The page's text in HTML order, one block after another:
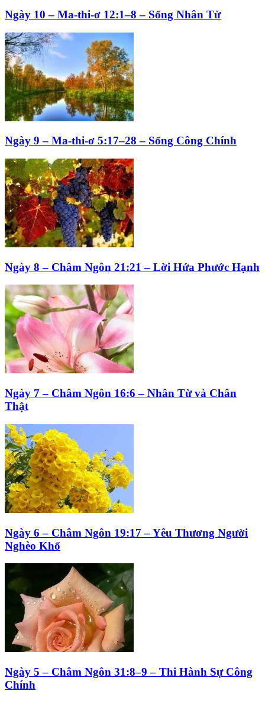
Ngày 10 – Ma-thi-ơ 12:1–8 – Sống Nhân Từ
Ngày 9 – Ma-thi-ơ 5:17–28 – Sống Công Chính
Ngày 8 – Châm Ngôn 21:21 – Lời Hứa Phước Hạnh
Ngày 7 – Châm Ngôn 16:6 – Nhân Từ và Chân
Thật
Ngày 6 – Châm Ngôn 19:17 – Yêu Thương Người
Nghèo Khổ
Ngày 5 – Châm Ngôn 31:8–9 – Thi Hành Sự Công
Chính